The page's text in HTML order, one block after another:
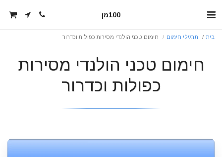
100מן
בית תרגילי חימום חימום טכני הולנדי מסירות כפולות וכדרור
חימום טכני הולנדי מסירות
כפולות וכדרור